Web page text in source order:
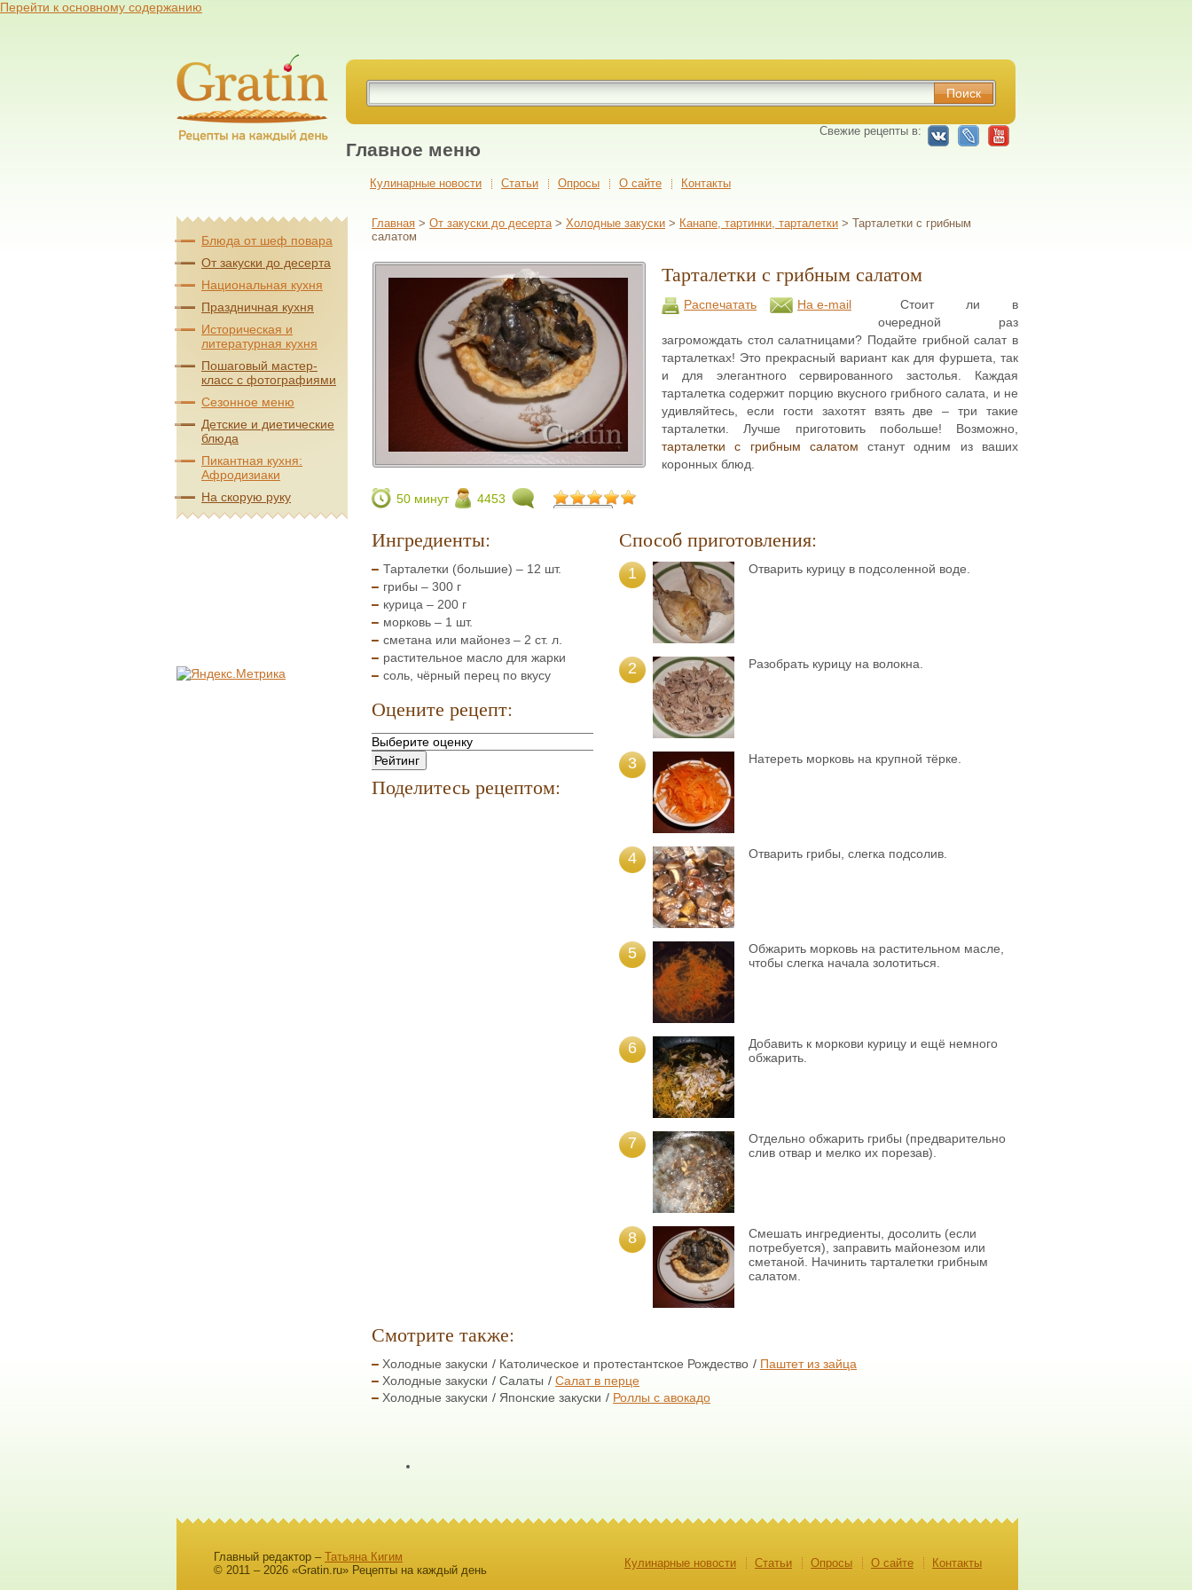
Перейти к основному содержанию
Свежие рецепты в:
Главное меню
Кулинарные новости Cтатьи Опросы О сайте Контакты
Главная > От закуски до десерта > Холодные закуски > Канапе, тартинки, тарталетки > Тарталетки с грибным
салатом
50 минут 4453
Тарталетки с грибным салатом
Распечатать На e-mail
Стоит ли в
очередной раз
загромождать стол салатницами? Подайте грибной салат в
тарталетках! Это прекрасный вариант как для фуршета, так
и для элегантного сервированного застолья. Каждая
тарталетка содержит порцию вкусного грибного салата, и не
удивляйтесь, если гости захотят взять две – три такие
тарталетки. Лучше приготовить побольше! Возможно,
тарталетки с грибным салатом станут одним из ваших
коронных блюд.
Ингредиенты:
Тарталетки (большие) – 12 шт.
грибы – 300 г
курица – 200 г
морковь – 1 шт.
сметана или майонез – 2 ст. л.
растительное масло для жарки
соль, чёрный перец по вкусу
Оцените рецепт:
Поделитесь рецептом:
Способ приготовления:
1 Отварить курицу в подсоленной воде.
2 Разобрать курицу на волокна.
3 Натереть морковь на крупной тёрке.
4 Отварить грибы, слегка подсолив.
5
Обжарить морковь на растительном масле,
чтобы слегка начала золотиться.
6
Добавить к моркови курицу и ещё немного
обжарить.
7
Отдельно обжарить грибы (предварительно
слив отвар и мелко их порезав).
8
Смешать ингредиенты, досолить (если
потребуется), заправить майонезом или
сметаной. Начинить тарталетки грибным
салатом.
Смотрите также:
Холодные закуски Католическое и протестантское Рождество
Паштет из зайца
Холодные закуски
Салаты
Салат в перце
Холодные закуски
Японские закуски Роллы с авокадо
Блюда от шеф повара
От закуски до десерта
Национальная кухня
Праздничная кухня
Историческая и
литературная кухня
Пошаговый мастер-
класс с фотографиями
Сезонное меню
Детские и диетические
блюда
Пикантная кухня:
Афродизиаки
На скорую руку
Главный редактор – Татьяна Кигим
© 2011 – 2026 «Gratin.ru» Рецепты на каждый день
Кулинарные новости Cтатьи Опросы О сайте Контакты